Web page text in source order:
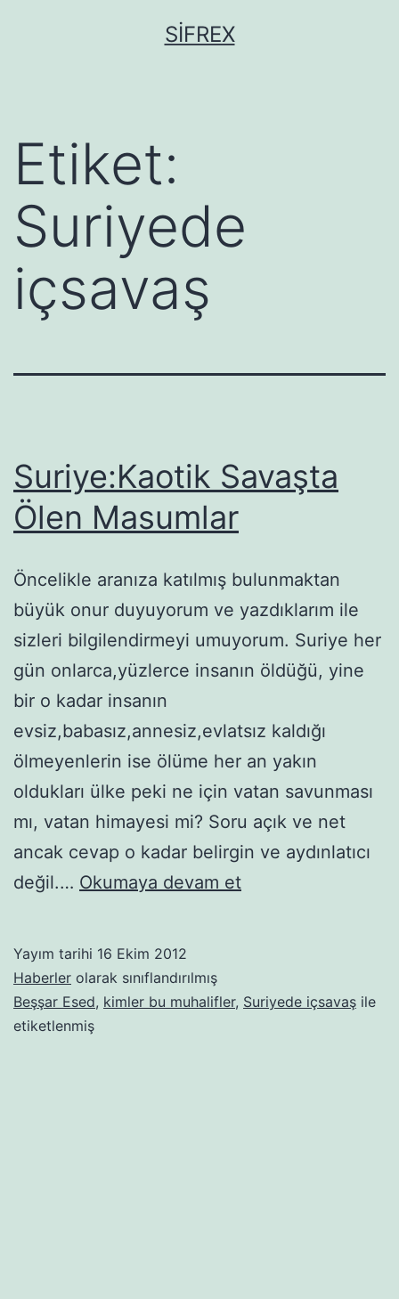
SIFREX
Etiket:
Suriyede
içsavaş
Suriye:Kaotik Savaşta
Ölen Masumlar
Öncelikle aranıza katılmış bulunmaktan
büyük onur duyuyorum ve yazdıklarım ile
sizleri bilgilendirmeyi umuyorum. Suriye her
gün onlarca,yüzlerce insanın öldüğü, yine
bir o kadar insanın
evsiz,babasız,annesiz,evlatsız kaldığı
ölmeyenlerin ise ölüme her an yakın
oldukları ülke peki ne için vatan savunması
mı, vatan himayesi mi? Soru açık ve net
ancak cevap o kadar belirgin ve aydınlatıcı
değil.… Okumaya devam etSuriye:Kaotik
Yayım tarihi 16 Ekim 2012
Haberler olarak sınıflandırılmış
Beşşar Esed, kimler bu muhalifler, Suriyede içsavaş ile
etiketlenmiş